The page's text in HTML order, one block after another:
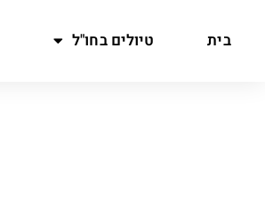
בית טיולים בחו"ל